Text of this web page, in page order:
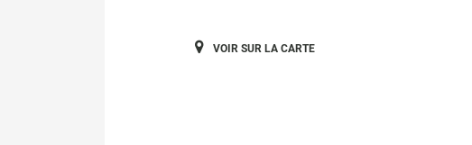
VOIR SUR LA CARTE